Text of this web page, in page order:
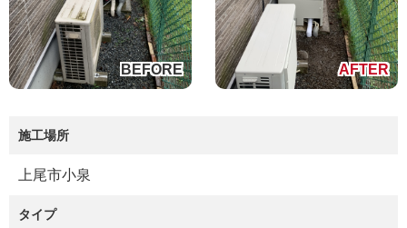
施工場所
上尾市小泉
タイプ